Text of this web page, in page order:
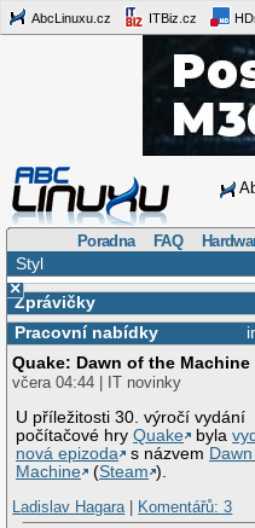
AbcLinuxu.cz ITBiz.cz
Poradna FAQ
Styl
×
Zprávičky
Pracovní nabídky
Quake: Dawn of the Machine
včera 04:44 | IT novinky
U příležitosti 30. výročí vydání
počítačové hryQuake byla
nová epizoda
s názvem
Machine
(Steam ).
Ladislav Hagara| Komentářů: 3